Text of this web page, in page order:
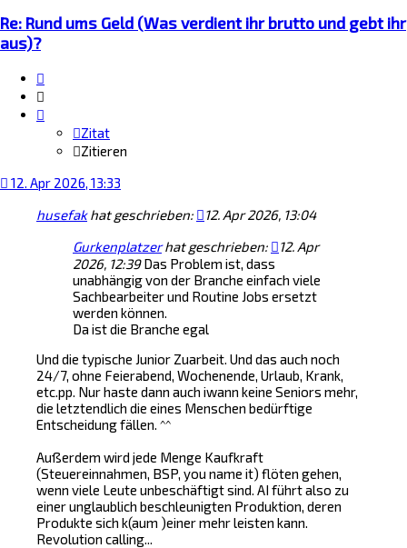
Re: Rund ums Geld (Was verdient ihr brutto und gebt ihr
aus)?
Zitat
Zitieren
12. Apr 2026, 13:33
husefakhat geschrieben:
12. Apr 2026, 13:04
Gurkenplatzerhat geschrieben:
12. Apr
2026, 12:39Das Problem ist, dass
unabhängig von der Branche einfach viele
Sachbearbeiter und Routine Jobs ersetzt
werden können.
Da ist die Branche egal
Und die typische Junior Zuarbeit. Und das auch noch
24/7, ohne Feierabend, Wochenende, Urlaub, Krank,
etc.pp. Nur haste dann auch iwann keine Seniors mehr,
die letztendlich die eines Menschen bedürftige
Entscheidung fällen. ^^
Außerdem wird jede Menge Kaufkraft
(Steuereinnahmen, BSP, you name it) flöten gehen,
wenn viele Leute unbeschäftigt sind. AI führt also zu
einer unglaublich beschleunigten Produktion, deren
Produkte sich k(aum )einer mehr leisten kann.
Revolution calling...